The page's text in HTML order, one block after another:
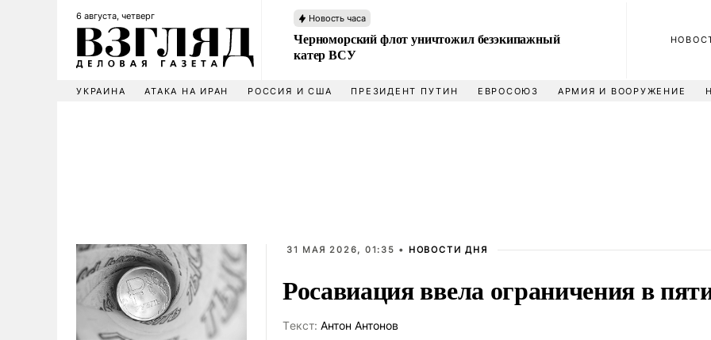
6 августа, четверг Новость часа
Черноморский флот уничтожил безэкипажный
катер ВСУ
УКРАИНА АТАКА НА ИРАН РОССИЯ И США ПРЕЗИДЕНТ ПУТИН ЕВРОСОЮЗ АРМИЯ И ВООРУЖЕНИЕ
31 МАЯ 2026, 01:35 • НОВОСТИ ДНЯ
Росавиация ввела ограничения в
Tекст: Антон Антонов